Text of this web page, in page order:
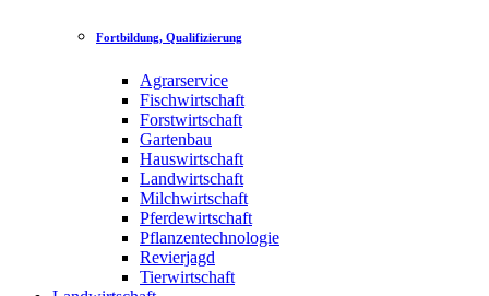
Fortbildung, Qualifizierung
Agrarservice
Fischwirtschaft
Forstwirtschaft
Gartenbau
Hauswirtschaft
Landwirtschaft
Milchwirtschaft
Pferdewirtschaft
Pflanzentechnologie
Revierjagd
Tierwirtschaft